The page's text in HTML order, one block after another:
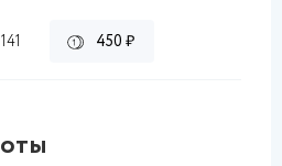
141 450 ₽